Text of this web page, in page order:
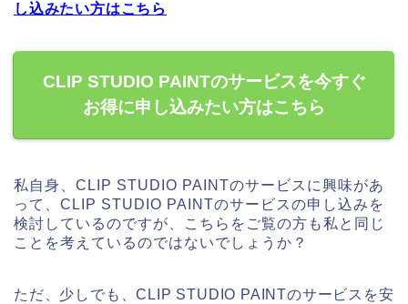
し込みたい方はこちら
CLIP STUDIO PAINTのサービスを今すぐ
お得に申し込みたい方はこちら
私自身、CLIP STUDIO PAINTのサービスに興味があ
って、CLIP STUDIO PAINTのサービスの申し込みを
検討しているのですが、こちらをご覧の方も私と同じ
ことを考えているのではないでしょうか？
ただ、少しでも、CLIP STUDIO PAINTのサービスを安